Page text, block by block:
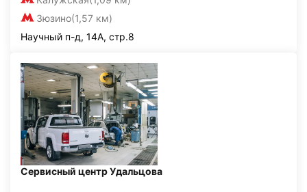
Зюзино(1,57 км)
Научный п-д, 14А, стр.8
Сервисный центр Удальцова